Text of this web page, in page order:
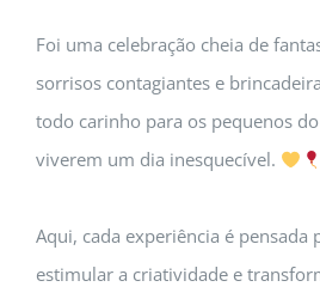
Foi uma celebração cheia de
sorrisos contagiantes e
todo carinho para os pequenos
viverem um dia inesquecível.
Aqui, cada experiência é pensada
estimular a criatividade e